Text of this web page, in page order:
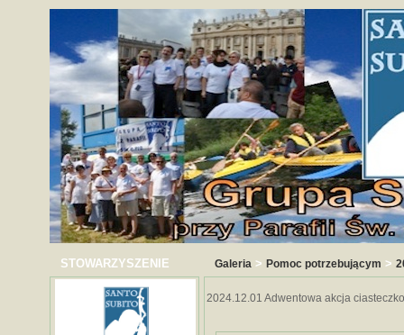
STOWARZYSZENIE Galeria > Pomoc potrzebującym >
2024.12.01 Adwentowa akcja